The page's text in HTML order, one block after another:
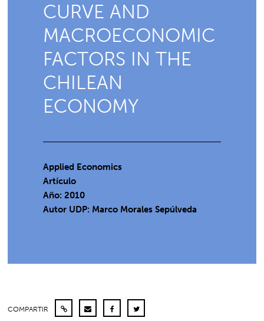
CURVE AND
MACROECONOMIC
FACTORS IN THE
CHILEAN
ECONOMY
Applied Economics
Artículo
Año: 2010
Autor UDP: Marco Morales Sepúlveda
COMPARTIR